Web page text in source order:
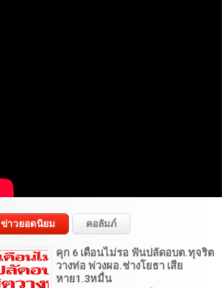
ข่าวยอดนิยม คอลัมภ์
คุก 6 เดือนไม่รอ ฟันปลัดอบต.ทุจริต
วางท่อ พ่วงผอ.ช่างโยธา เสีย
หาย1.3หมื่น